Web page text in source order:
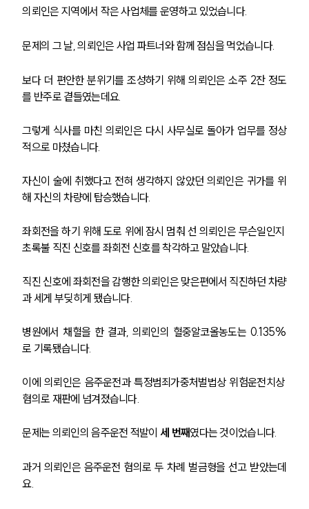
의뢰인은 지역에서 작은 사업체를 운영하고 있었습니다.
문제의 그 날, 의뢰인은 사업 파트너와 함께 점심을 먹었습니다.
보다 더 편안한 분위기를 조성하기 위해 의뢰인은 소주 2잔 정도
를 반주로 곁들였는데요.
그렇게 식사를 마친 의뢰인은 다시 사무실로 돌아가 업무를 정상
적으로 마쳤습니다.
자신이 술에 취했다고 전혀 생각하지 않았던 의뢰인은 귀가를 위
해 자신의 차량에 탑승했습니다.
좌회전을 하기 위해 도로 위에 잠시 멈춰 선 의뢰인은 무슨일인지
초록불 직진 신호를 좌회전 신호를 착각하고 말았습니다.
직진 신호에 좌회전을 감행한 의뢰인은 맞은편에서 직진하던 차량
과 세게 부딪히게 됐습니다.
병원에서 채혈을 한 결과, 의뢰인의 혈중알코올농도는 0.135%
로 기록됐습니다.
이에 의뢰인은 음주운전과 특정범죄가중처벌법상 위험운전치상
혐의로 재판에 넘겨졌습니다.
문제는 의뢰인의 음주운전 적발이 세 번째였다는 것이었습니다.
과거 의뢰인은 음주운전 혐의로 두 차례 벌금형을 선고 받았는데
요.